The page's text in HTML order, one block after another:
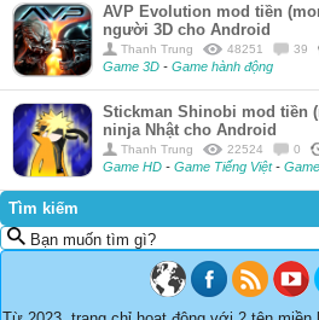
AVP Evolution mod tiền
người 3D cho Android
Thanh Trung 48251 39
Game 3D - Game hành động
Stickman Shinobi mod tiền
ninja Nhật cho Android
Thanh Trung 22524 0
Game HD - Game Tiếng Việt-
Tìm kiếm
Bạn muốn tìm gì?